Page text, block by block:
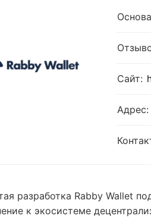
Сайт:
Адрес:
разработка Rabby Wallet
к экосистеме